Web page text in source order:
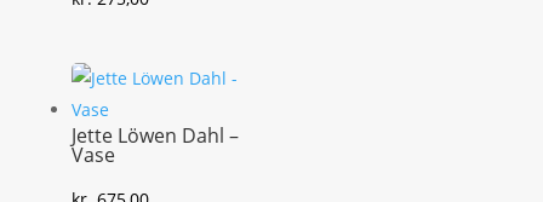
Jette Löwen Dahl –
Vase